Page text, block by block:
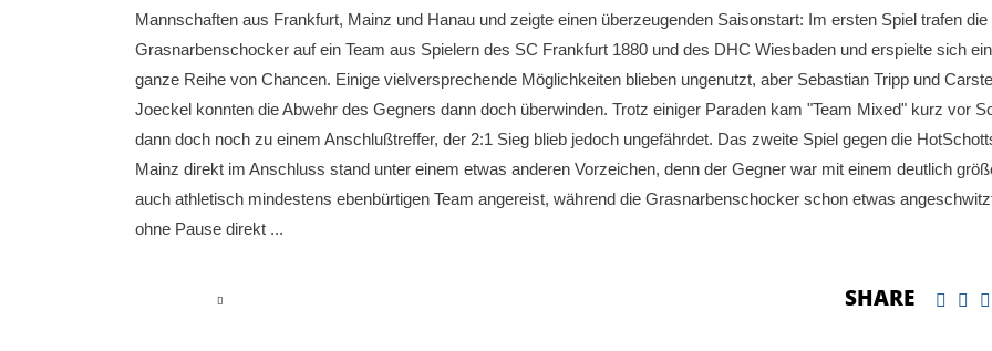
Mannschaften aus Frankfurt, Mainz und Hanau und zeigte einen überzeugenden Saisonstart: Im ersten Spiel trafen die
Grasnarbenschocker auf ein Team aus Spielern des SC Frankfurt 1880 und des DHC Wiesbaden und erspielte sich
ganze Reihe von Chancen. Einige vielversprechende Möglichkeiten blieben ungenutzt, aber Sebastian Tripp und
Joeckel konnten die Abwehr des Gegners dann doch überwinden. Trotz einiger Paraden kam "Team Mixed" kurz vor
dann doch noch zu einem Anschlußtreffer, der 2:1 Sieg blieb jedoch ungefährdet. Das zweite Spiel gegen die
Mainz direkt im Anschluss stand unter einem etwas anderen Vorzeichen, denn der Gegner war mit einem deutlich
auch athletisch mindestens ebenbürtigen Team angereist, während die Grasnarbenschocker schon etwas
ohne Pause direkt
SHARE